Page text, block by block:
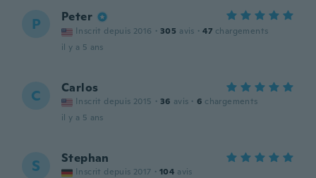
P Peter
Inscrit depuis 2016 · 305 avis · 47 chargements
il y a 5 ans
C Carlos
Inscrit depuis 2015 · 36 avis · 6 chargements
il y a 5 ans
S Stephan
Inscrit depuis 2017 · 104 avis